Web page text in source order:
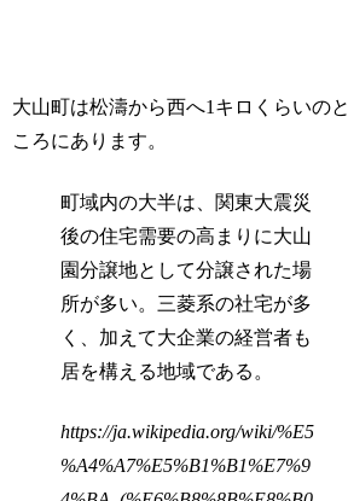
大山町は松濤から西へ1キロくらいのと
ころにあります。
町域内の大半は、関東大震災
後の住宅需要の高まりに大山
園分譲地として分譲された場
所が多い。三菱系の社宅が多
く、加えて大企業の経営者も
居を構える地域である。
https://ja.wikipedia.org/wiki/%E5
%A4%A7%E5%B1%B1%E7%9